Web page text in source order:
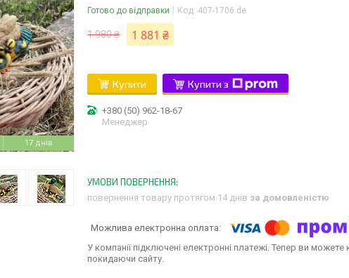
17 днів
Готово до відправки Код: 407-1706.de
1 980 ₴ 1 881 ₴
Купити Купити з
+380 (50) 962-18-67
Менеджер
повернення товару протягом 14 днів за домовленістю
У компанії підключені електронні платежі. Тепер ви
покидаючи сайту.